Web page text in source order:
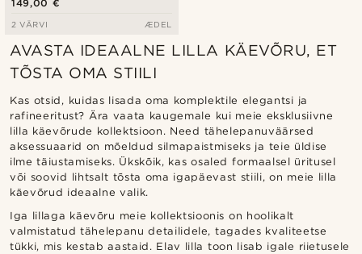
149,00 €
2 VÄRVI ÆDEL
AVASTA IDEAALNE LILLA KÄEVÕRU, ET
TÕSTA OMA STIILI
Kas otsid, kuidas lisada oma komplektile elegantsi ja
rafineeritust? Ära vaata kaugemale kui meie eksklusiivne
lilla käevõrude kollektsioon. Need tähelepanuväärsed
aksessuaarid on mõeldud silmapaistmiseks ja teie üldise
ilme täiustamiseks. Ükskõik, kas osaled formaalsel üritusel
või soovid lihtsalt tõsta oma igapäevast stiili, on meie lilla
käevõrud ideaalne valik.
Iga lillaga käevõru meie kollektsioonis on hoolikalt
valmistatud tähelepanu detailidele, tagades kvaliteetse
tükki, mis kestab aastaid. Elav lilla toon lisab igale riietusele